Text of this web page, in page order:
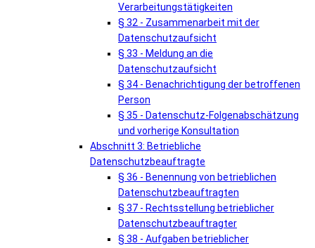
Verarbeitungstätigkeiten
§ 32 - Zusammenarbeit mit der
Datenschutzaufsicht
§ 33 - Meldung an die
Datenschutzaufsicht
§ 34 - Benachrichtigung der betroffenen
Person
§ 35 - Datenschutz-Folgenabschätzung
und vorherige Konsultation
Abschnitt 3: Betriebliche
Datenschutzbeauftragte
§ 36 - Benennung von betrieblichen
Datenschutzbeauftragten
§ 37 - Rechtsstellung betrieblicher
Datenschutzbeauftragter
§ 38 - Aufgaben betrieblicher